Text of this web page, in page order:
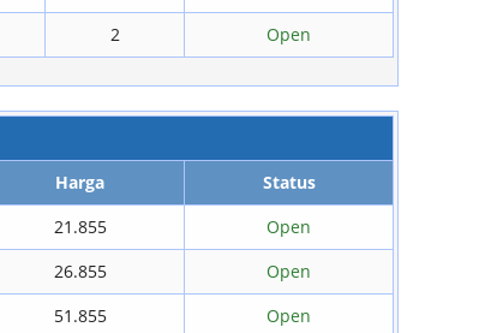
2 Open
Harga
Status
21.855
Open
26.855
Open
51.855
Open